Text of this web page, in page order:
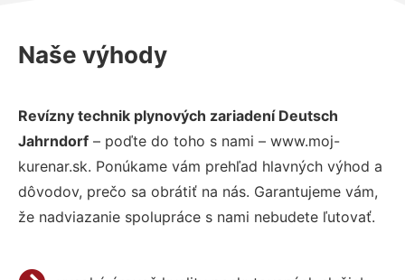
Naše výhody
Revízny technik plynových zariadení Deutsch
Jahrndorf – poďte do toho s nami – www.moj-
kurenar.sk. Ponúkame vám prehľad hlavných výhod a
dôvodov, prečo sa obrátiť na nás. Garantujeme vám,
že nadviazanie spolupráce s nami nebudete ľutovať.